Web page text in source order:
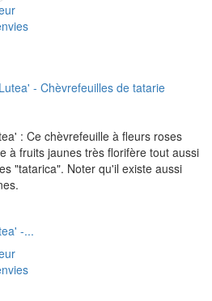
: Ce chèvrefeuille à fleurs roses
à fruits jaunes très florifère tout aussi
"tatarica". Noter qu'il existe aussi
-...